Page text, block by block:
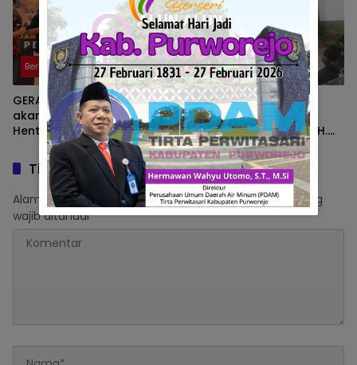
Berita
GERAM, Pemuda Pancasila
akan gelar Aksi Damai,
Hentikan Truk Batu Bara
ODOL Lintasi Jalan Umum
Berita
Kedok Proyek Fiktif
Terbongkar, Mantan
Anggota DPRD Sumsel H.
Eddy Rianto Divonis 2
Tahun 3 Bulan, Mangkir
dari Sel Nyatakan Banding
Tinggalkan Balasan
Alamat email Anda tidak akan dipublikasikan. Ruas yang
wajib ditandai*